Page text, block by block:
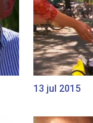
13 jul 2015